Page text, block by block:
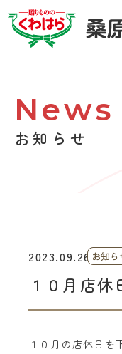
お知らせ
News
2023.09.26 お知ら
１０月店
１０月の店休日を